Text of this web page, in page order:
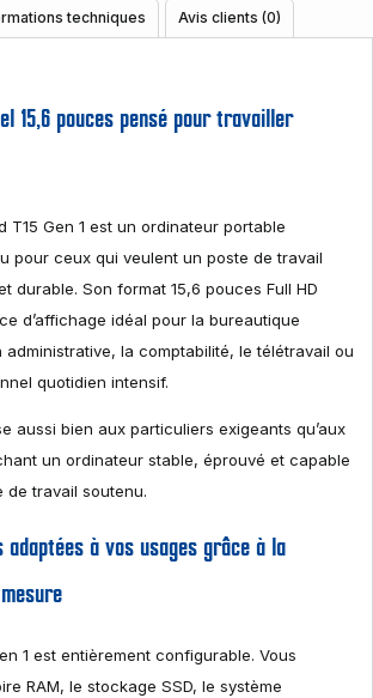
techniques Avis clients (0)
15,6 pouces pensé pour travailler
T15 Gen 1 est un ordinateur portable
pour ceux qui veulent un poste de travail
durable. Son format 15,6 pouces Full HD
d’affichage idéal pour la bureautique
la comptabilité, le télétravail ou
quotidien intensif.
aussi bien aux particuliers exigeants qu’aux
un ordinateur stable, éprouvé et capable
de travail soutenu.
adaptées à vos usages grâce à la
1 est entièrement configurable. Vous
RAM, le stockage SSD, le système